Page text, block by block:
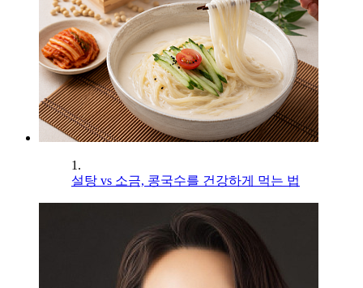
1.
설탕 vs 소금, 콩국수를 건강하게 먹는 법